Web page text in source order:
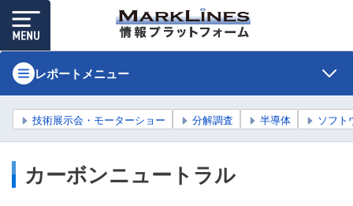
レポートメニュー
技術展示会・モーターショー 分解調査 半導体 ソフト
カーボンニュートラル